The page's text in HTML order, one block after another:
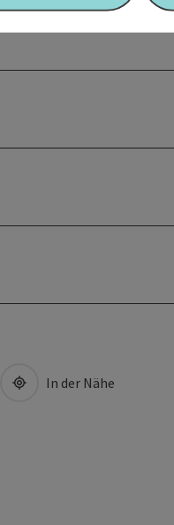
In der Nähe